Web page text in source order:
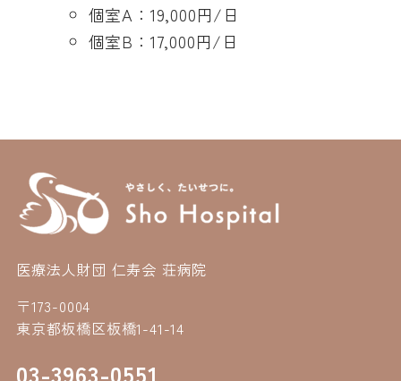
個室A：19,000円/日
個室B：17,000円/日
医療法人財団 仁寿会 荘病院
〒173-0004
東京都板橋区板橋1-41-14
03-3963-0551